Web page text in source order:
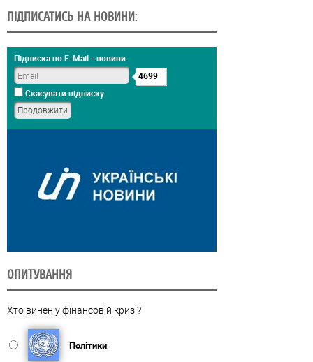
ПІДПИСАТИСЬ НА НОВИНИ:
Підписка по E-Mail - новини
4699
Скасувати підписку
ОПИТУВАННЯ
Хто винен у фінансовій кризі?
Політики